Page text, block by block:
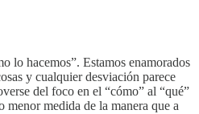
lo hacemos”. Estamos enamorados
y cualquier desviación parece
del foco en el “cómo” al “qué”
medida de la manera que a